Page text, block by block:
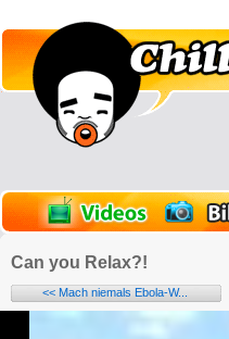
Can you Relax?!
<< Mach niemals Ebola-W...